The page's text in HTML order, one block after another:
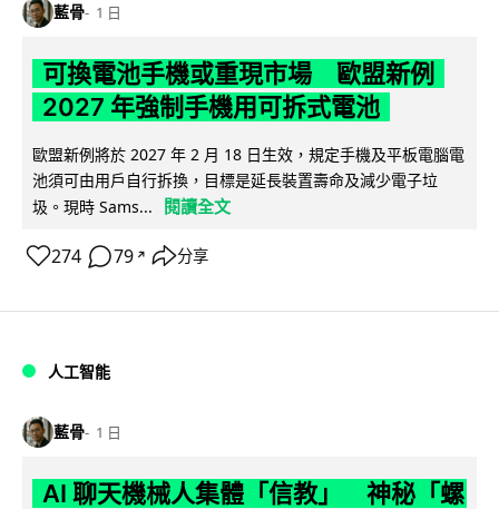
藍骨 1 日
可換電池手機或重現市場 歐盟新例
2027 年強制手機用可拆式電池
歐盟新例將於 2027 年 2 月 18 日生效，規定手機及平板電腦電
池須可由用戶自行拆換，目標是延長裝置壽命及減少電子垃
圾。現時 Sams...
閱讀全文
274 79 ↗ 分享
人工智能
藍骨 1 日
AI 聊天機械人集體「信教」 神秘「螺